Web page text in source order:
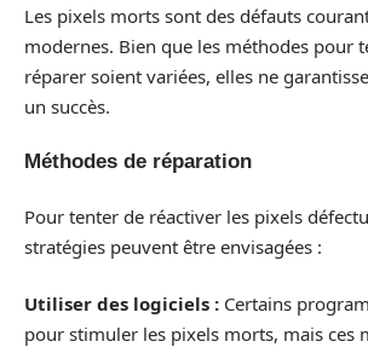
Les pixels morts sont des défauts
modernes. Bien que les méthodes pour
réparer soient variées, elles ne
un succès.
Méthodes de réparation
Pour tenter de réactiver les pixels
stratégies peuvent être envisagées :
Utiliser des logiciels : Certains
pour stimuler les pixels morts, mais ces